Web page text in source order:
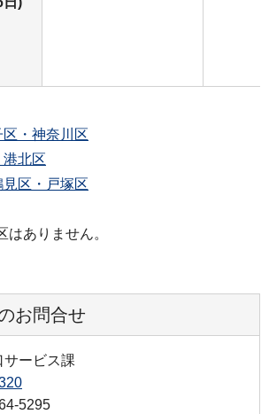
・神奈川区
北区
区・戸塚区
ありません。
お問合せ
ービス課
5295